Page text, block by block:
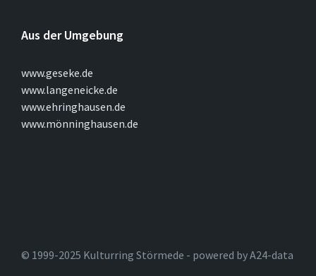
Aus der Umgebung
www.geseke.de
www.langeneicke.de
www.ehringhausen.de
www.mönninghausen.de
© 1999-2025 Kulturring Störmede - powered by A24-data